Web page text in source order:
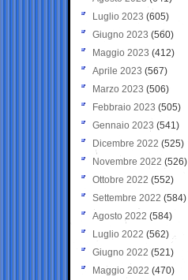
Luglio 2023 (605)
Giugno 2023 (560)
Maggio 2023 (412)
Aprile 2023 (567)
Marzo 2023 (506)
Febbraio 2023 (505)
Gennaio 2023 (541)
Dicembre 2022 (525)
Novembre 2022 (526)
Ottobre 2022 (552)
Settembre 2022 (584)
Agosto 2022 (584)
Luglio 2022 (562)
Giugno 2022 (521)
Maggio 2022 (470)